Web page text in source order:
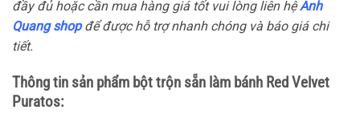
đầy đủ hoặc cần mua hàng giá tốt vui lòng liên hệAnh
Quang shopđể được hỗ trợ nhanh chóng và báo giá chi
tiết.
Thông tin sản phẩm bột trộn sẵn làm bánh Red Velvet
Puratos: